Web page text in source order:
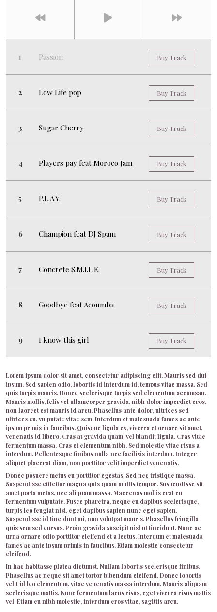
Buy Track
Passion
Buy Track
Low Life pop
Buy Track
Sugar Cherry
Buy Track
Players pay feat Moroco Jam
Buy Track
P.L.A.Y.
Buy Track
Champion feat DJ Spam
Buy Track
Concrete S.M.I.L.E.
Buy Track
Goodbye feat Acoumba
Buy Track
I know this girl
Lorem ipsum dolor sit amet, consectetur adipiscing elit. Mauris sed dui
ipsum. Sed sapien odio, lobortis id interdum id, tempus vitae massa. Sed
quis turpis mauris. Donec scelerisque turpis sed elementum accumsan.
Mauris mollis, felis vel ullamcorper gravida, nibh dolor imperdiet eros,
non laoreet est mauris id arcu. Phasellus ante dolor, ultrices sed
ultrices eu, vulputate vitae sem. Interdum et malesuada fames ac ante
ipsum primis in faucibus. Quisque ligula ex, viverra et ornare sit amet,
venenatis id libero. Cras at gravida quam, vel blandit ligula. Cras vitae
fermentum massa. Cras et elementum nibh. Sed molestie vitae risus a
interdum. Pellentesque finibus nulla nec facilisis interdum. Integer
aliquet placerat diam, non porttitor velit imperdiet venenatis.
Donec posuere metus eu porttitor egestas. Sed nec tristique massa.
Suspendisse efficitur magna quis quam mollis tempor. Suspendisse sit
amet porta metus, nec aliquam massa. Maecenas mollis erat eu
fermentum vulputate. Fusce pharetra, neque eu dapibus scelerisque,
turpis leo feugiat nisi, eget dapibus sapien nunc eget sapien.
Suspendisse id tincidunt mi, non volutpat mauris. Phasellus fringilla
quis sem sed cursus. Proin gravida suscipit nisl ut tincidunt. Nunc ac
urna ornare odio porttitor eleifend et a lectus. Interdum et malesuada
fames ac ante ipsum primis in faucibus. Etiam molestie consectetur
eleifend.
In hac habitasse platea dictumst. Nullam lobortis scelerisque finibus.
Phasellus ac neque sit amet tortor bibendum eleifend. Donec lobortis
velit id leo elementum, vitae venenatis massa interdum. Mauris aliquam
scelerisque mattis. Nunc fermentum lacus risus, eget viverra risus mattis
vel. Etiam eu nibh molestie, interdum eros vitae, sagittis arcu.